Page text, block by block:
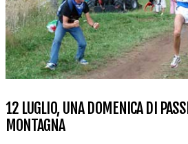
12 LUGLIO, UNA DOMENICA DI
MONTAGNA